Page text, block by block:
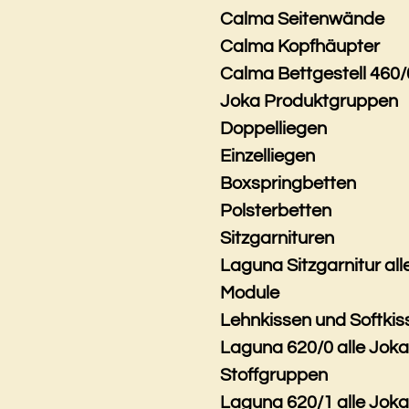
Calma Seitenwände
Calma Kopfhäupter
Calma Bettgestell
Joka Produktgruppen
Doppelliegen
Einzelliegen
Boxspringbetten
Polsterbetten
Sitzgarnituren
Laguna Sitzgarnitur
Module
Lehnkissen und
Laguna 620/0 alle Joka
Stoffgruppen
Laguna 620/1 alle Joka